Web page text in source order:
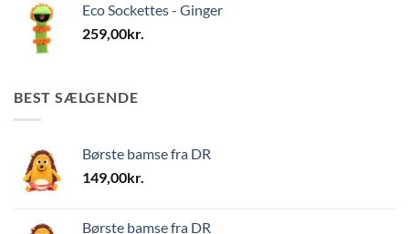
Eco Sockettes - Ginger
259,00kr.
BEST SÆLGENDE
Børste bamse fra DR
149,00kr.
Børste bamse fra DR